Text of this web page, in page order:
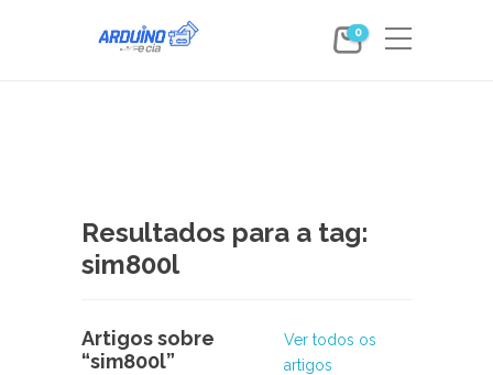
0
Resultados para a tag:
sim800l
Artigos sobre
“sim800l”
Ver todos os
artigos